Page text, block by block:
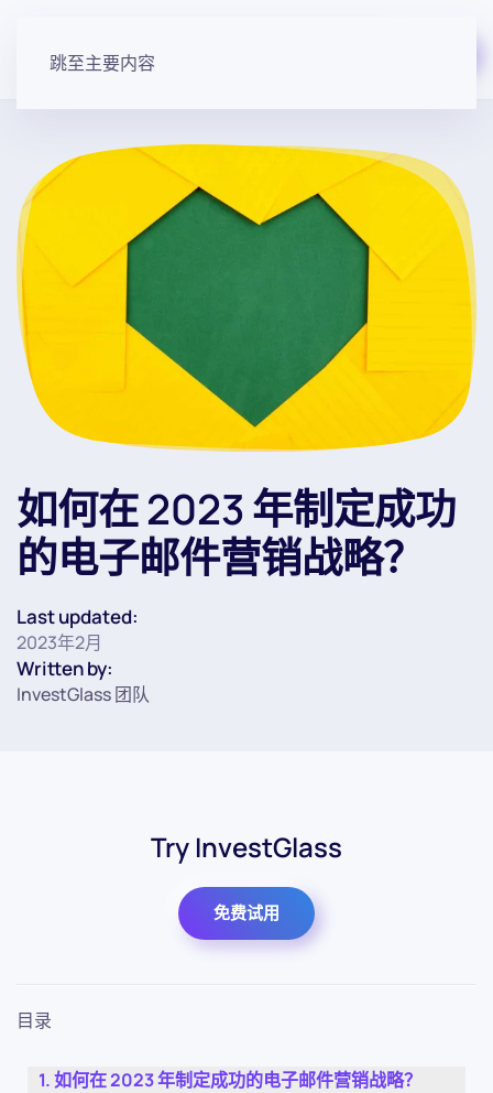
跳至主要内容
如何在 2023 年制定成功
的电子邮件营销战略？
Last updated:
2023年2月
Written by:
InvestGlass 团队
Try InvestGlass
免费试用
目录
如何在 2023 年制定成功的电子邮件营销战略？